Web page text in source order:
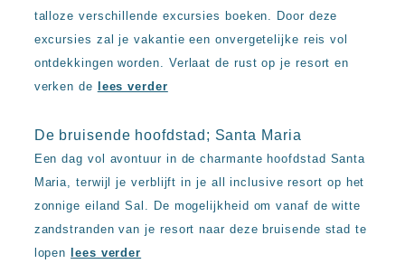
talloze verschillende excursies boeken. Door deze
excursies zal je vakantie een onvergetelijke reis vol
ontdekkingen worden. Verlaat de rust op je resort en
verken de lees verder
De bruisende hoofdstad; Santa Maria
Een dag vol avontuur in de charmante hoofdstad Santa
Maria, terwijl je verblijft in je all inclusive resort op het
zonnige eiland Sal. De mogelijkheid om vanaf de witte
zandstranden van je resort naar deze bruisende stad te
lopen lees verder